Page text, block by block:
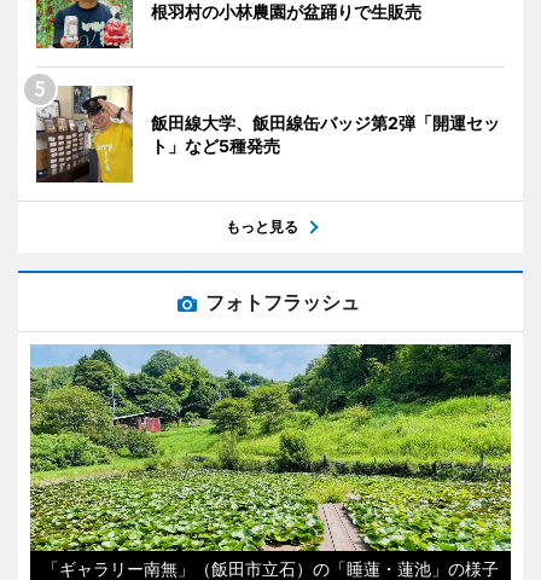
根羽村の小林農園が盆踊りで生販売
飯田線大学、飯田線缶バッジ第2弾「開運セッ
ト」など5種発売
もっと見る
フォトフラッシュ
「ギャラリー南無」（飯田市立石）の「睡蓮・蓮池」の様子